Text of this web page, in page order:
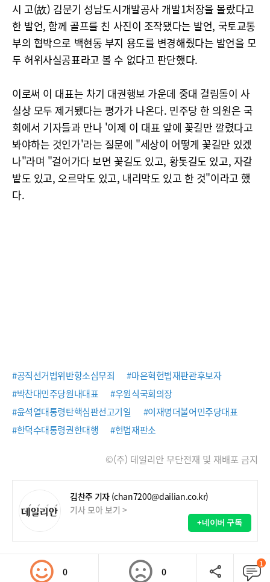
시 고(故) 김문기 성남도시개발공사 개발1처장을 몰랐다고
한 발언, 함께 골프를 친 사진이 조작됐다는 발언, 국토교통
부의 협박으로 백현동 부지 용도를 변경해줬다는 발언을 모
두 허위사실공표라고 볼 수 없다고 판단했다.
이로써 이 대표는 차기 대권행보 가운데 중대 걸림돌이 사
실상 모두 제거됐다는 평가가 나온다. 민주당 한 의원은 국
회에서 기자들과 만나 '이제 이 대표 앞에 꽃길만 깔렸다고
봐야하는 것인가'라는 질문에 "세상이 어떻게 꽃길만 있겠
나"라며 "걸어가다 보면 꽃길도 있고, 황톳길도 있고, 자갈
밭도 있고, 오르막도 있고, 내리막도 있고 한 것"이라고 했
다.
#공직선거법위반항소심무죄
#마은혁헌법재판관후보자
#박찬대민주당원내대표
#우원식국회의장
#윤석열대통령탄핵심판선고기일
#이재명더불어민주당대표
#한덕수대통령권한대행
#헌법재판소
©(주) 데일리안 무단전재 및 재배포 금지
김찬주 기자 (chan7200@dailian.co.kr)
기사 모아 보기 >
+네이버 구독
0 0
1